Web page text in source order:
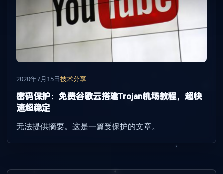
2020年7月15日技术分享
密码保护：免费谷歌云搭建Trojan机场教程，超快
速超稳定
无法提供摘要。这是一篇受保护的文章。